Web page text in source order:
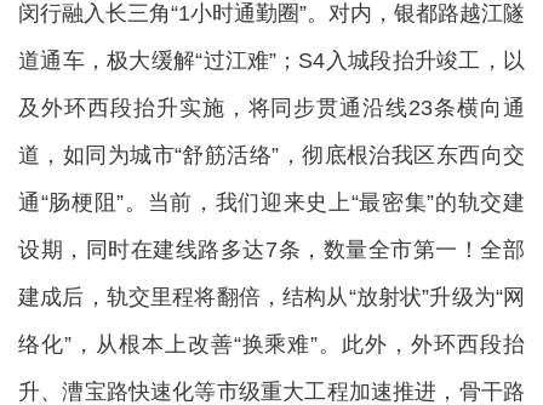
闵行融入长三角“1小时通勤圈”。对内，银都路越江隧
道通车，极大缓解“过江难”；S4入城段抬升竣工，以
及外环西段抬升实施，将同步贯通沿线23条横向通
道，如同为城市“舒筋活络”，彻底根治我区东西向交
通“肠梗阻”。当前，我们迎来史上“最密集”的轨交建
设期，同时在建线路多达7条，数量全市第一！全部
建成后，轨交里程将翻倍，结构从“放射状”升级为“网
络化”，从根本上改善“换乘难”。此外，外环西段抬
升、漕宝路快速化等市级重大工程加速推进，骨干路